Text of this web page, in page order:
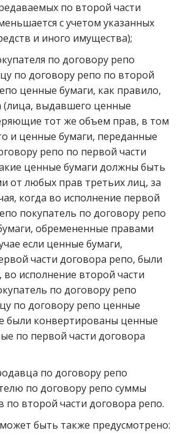
по второй части
с учетом указанных
и иного имущества);
по договору репо
по договору репо по второй
ценные бумаги, как правило,
(лица, выдавшего ценные
тот же объем прав, в том
и ценные бумаги, переданные
репо по первой части
ценные бумаги должны быть
от любых прав третьих лиц, за
когда во исполнение первой
покупатель по договору репо
обремененные правами
если ценные бумаги,
части договора репо, были
исполнение второй части
по договору репо
по договору репо ценные
были конвертированы ценные
по первой части договора
по договору репо
по договору репо суммы
по второй части договора репо.
быть также предусмотрено: